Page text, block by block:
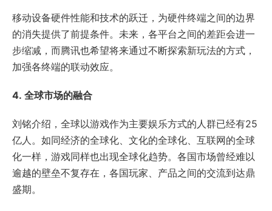
移动设备硬件性能和技术的跃迁，为硬件终端之间的边界
的消失提供了前提条件。未来，各平台之间的差距会进一
步缩减，而腾讯也希望将来通过不断探索新玩法的方式，
加强各终端的联动效应。
4. 全球市场的融合
刘铭介绍，全球以游戏作为主要娱乐方式的人群已经有25
亿人。如同经济的全球化、文化的全球化、互联网的全球
化一样，游戏同样也出现全球化趋势。各国市场曾经难以
逾越的壁垒不复存在，各国玩家、产品之间的交流到达鼎
盛期。